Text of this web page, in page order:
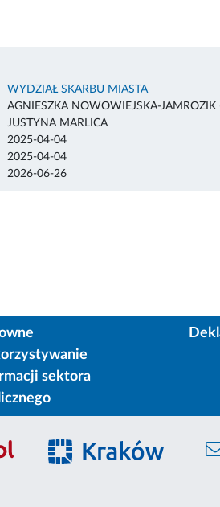
WYDZIAŁ SKARBU MIASTA
AGNIESZKA NOWOWIEJSKA-
JUSTYNA MARLICA
2025-04-04
2025-04-04
2026-06-26
sektora